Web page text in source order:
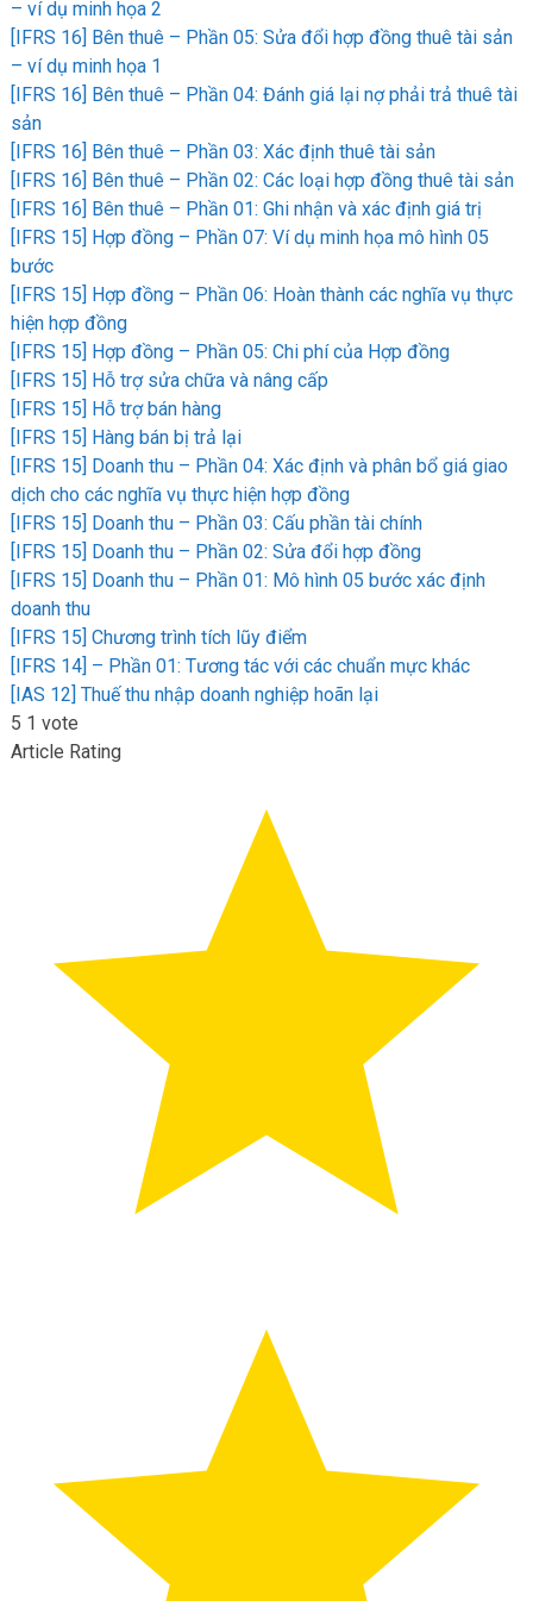
– ví dụ minh họa 2
[IFRS 16] Bên thuê – Phần 05: Sửa đổi hợp đồng thuê tài sản
– ví dụ minh họa 1
[IFRS 16] Bên thuê – Phần 04: Đánh giá lại nợ phải trả thuê tài
sản
[IFRS 16] Bên thuê – Phần 03: Xác định thuê tài sản
[IFRS 16] Bên thuê – Phần 02: Các loại hợp đồng thuê tài sản
[IFRS 16] Bên thuê – Phần 01: Ghi nhận và xác định giá trị
[IFRS 15] Hợp đồng – Phần 07: Ví dụ minh họa mô hình 05
bước
[IFRS 15] Hợp đồng – Phần 06: Hoàn thành các nghĩa vụ thực
hiện hợp đồng
[IFRS 15] Hợp đồng – Phần 05: Chi phí của Hợp đồng
[IFRS 15] Hỗ trợ sửa chữa và nâng cấp
[IFRS 15] Hỗ trợ bán hàng
[IFRS 15] Hàng bán bị trả lại
[IFRS 15] Doanh thu – Phần 04: Xác định và phân bổ giá giao
dịch cho các nghĩa vụ thực hiện hợp đồng
[IFRS 15] Doanh thu – Phần 03: Cấu phần tài chính
[IFRS 15] Doanh thu – Phần 02: Sửa đổi hợp đồng
[IFRS 15] Doanh thu – Phần 01: Mô hình 05 bước xác định
doanh thu
[IFRS 15] Chương trình tích lũy điểm
[IFRS 14] – Phần 01: Tương tác với các chuẩn mực khác
[IAS 12] Thuế thu nhập doanh nghiệp hoãn lại
5 1 vote
Article Rating